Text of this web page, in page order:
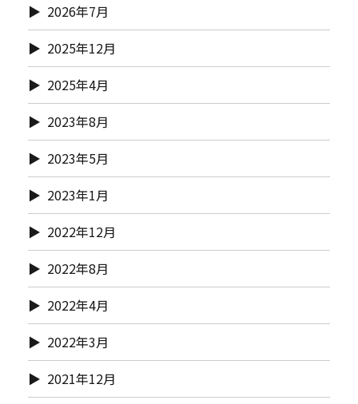
2026年7月
2025年12月
2025年4月
2023年8月
2023年5月
2023年1月
2022年12月
2022年8月
2022年4月
2022年3月
2021年12月